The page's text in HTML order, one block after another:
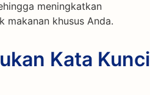
meningkatkan
makanan khusus Anda.
Kata Kunci